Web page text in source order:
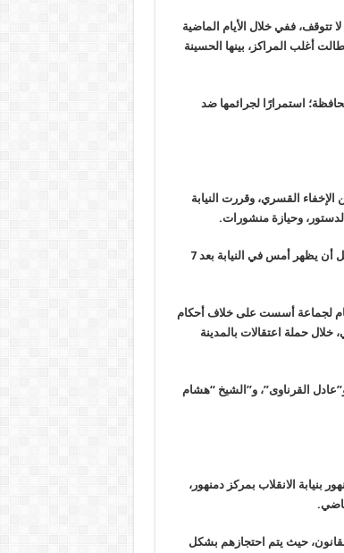
ففي خلال الأيام الماضية
أغلب المراكز، بينها الحسينة
استمرارًا لجرائمها ضد
المواطن سعيد أحمد سعيد جبر بنيابة ههيا، بعد 7 أيام من الإخفاء القسري، وقررت النيابة
واعتقلت قوات الانقلاب “جبر” يوم 25 يوليو الماضي، واقتادته إلى مكان مجهول، قبل أن يظهر أمس في النيابة بعد 7
بزعم الانضمام لجماعة أسست على خلاف أحكام
حملة اعتقالات بالمدينة
القرناوى”، و”الشيخ “هشام
بنيابة الانقلاب بمركز دمنهور،
مع القانون، حيث يتم احتجازهم بشكل